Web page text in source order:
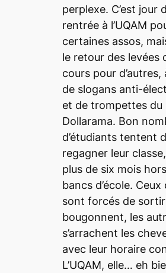
perplexe. C’est jour
rentrée à l’UQAM
certaines assos,
le retour des levées
cours pour d’autres,
de slogans anti-
et de trompettes du
Dollarama. Bon
d’étudiants tentent
regagner leur
plus de six mois
bancs d’école. Ceux
sont forcés de sortir
bougonnent, les
s’arrachent les
avec leur horaire
L’UQAM, elle… eh